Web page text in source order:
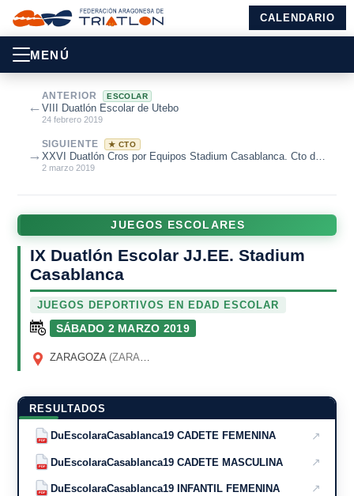
CALENDARIO
MENÚ
←
ANTERIOR ESCOLAR
VIII Duatlón Escolar de Utebo
24 febrero 2019
SIGUIENTE ★ CTO
XXVI Duatlón Cros por Equipos Stadium Casablanca. Cto de
Aragón Duatlón Cros por...
2 marzo 2019
→
JUEGOS ESCOLARES
IX Duatlón Escolar JJ.EE. Stadium
Casablanca
JUEGOS DEPORTIVOS EN EDAD ESCOLAR
SÁBADO 2 MARZO 2019
ZARAGOZA (ZARAGOZA)
RESULTADOS
PDF DuEscolaraCasablanca19 CADETE FEMENINA ↗
PDF DuEscolaraCasablanca19 CADETE MASCULINA ↗
PDF DuEscolaraCasablanca19 INFANTIL FEMENINA ↗